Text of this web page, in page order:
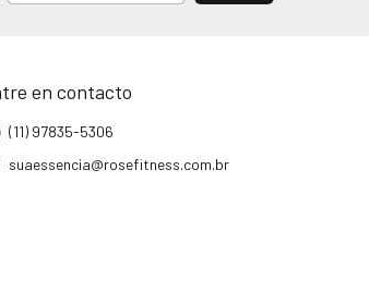
en contacto
(11) 97835-5306
suaessencia@rosefitness.com.br